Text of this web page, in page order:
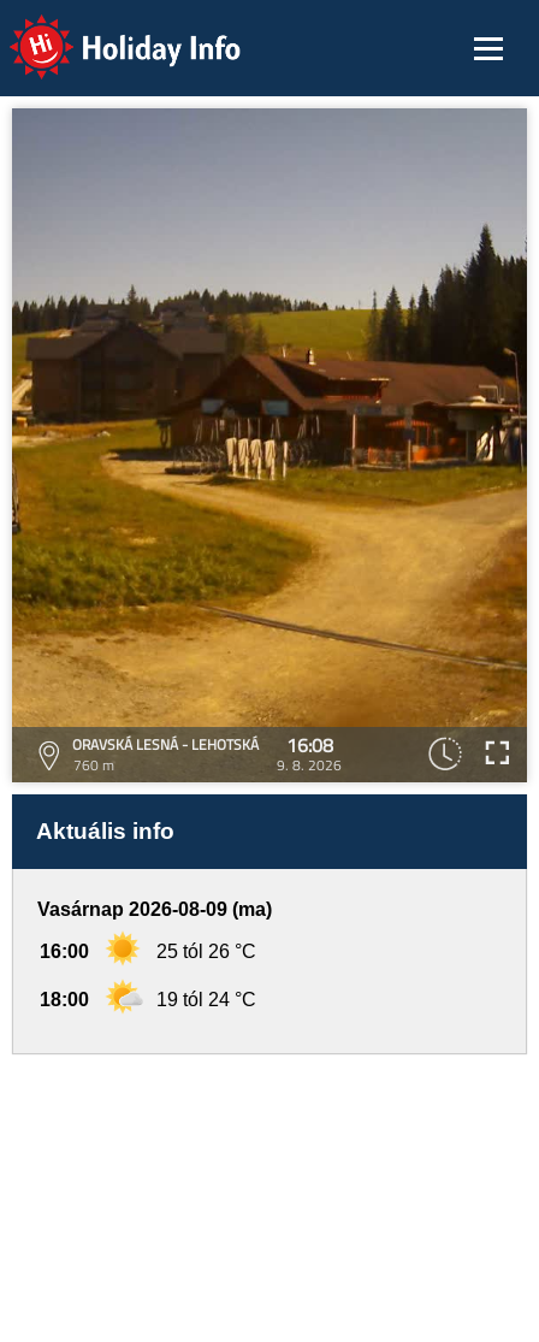
Holiday Info
ORAVSKÁ LESNÁ - LEHOTSKÁ
760 m
16:08
9. 8. 2026
Aktuális info
Vasárnap 2026-08-09 (ma)
16:00 25 tól 26 °C
18:00 19 tól 24 °C